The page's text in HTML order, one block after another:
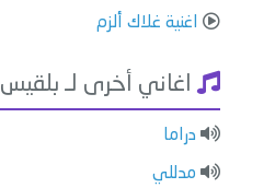
اغنية غلاك ألزم
اغاني أخرى لـ بلقيس
دراما
مدللي